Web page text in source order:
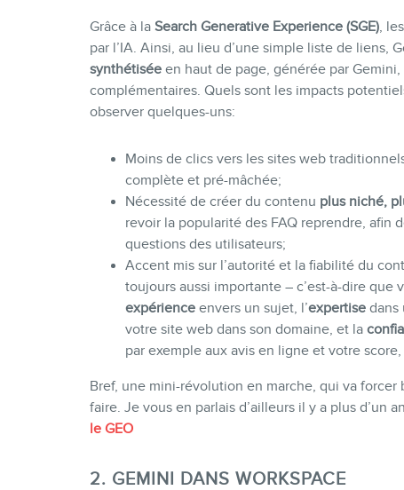
Grâce à la Search Generative Experience (SGE),
par l’IA. Ainsi, au lieu d’une simple liste de liens,
synthétiséeen haut de page, générée par
complémentaires. Quels sont les impacts
observer quelques-uns:
Moins de clics vers les sites web
complète et pré-mâchée;
Nécessité de créer du contenu plus niché,
revoir la popularité des FAQ reprendre, afin
questions des utilisateurs;
Accent mis sur l’autorité et la fiabilité du
toujours aussi importante – c’est-à-dire
expérienceenvers un sujet, l’expertisedans
votre site web dans son domaine, et la
par exemple aux avis en ligne et votre
Bref, une mini-révolution en marche, qui va forcer
faire. Je vous en parlais d’ailleurs il y a plus d’un
le GEO
2. GEMINI DANS WORKSPACE